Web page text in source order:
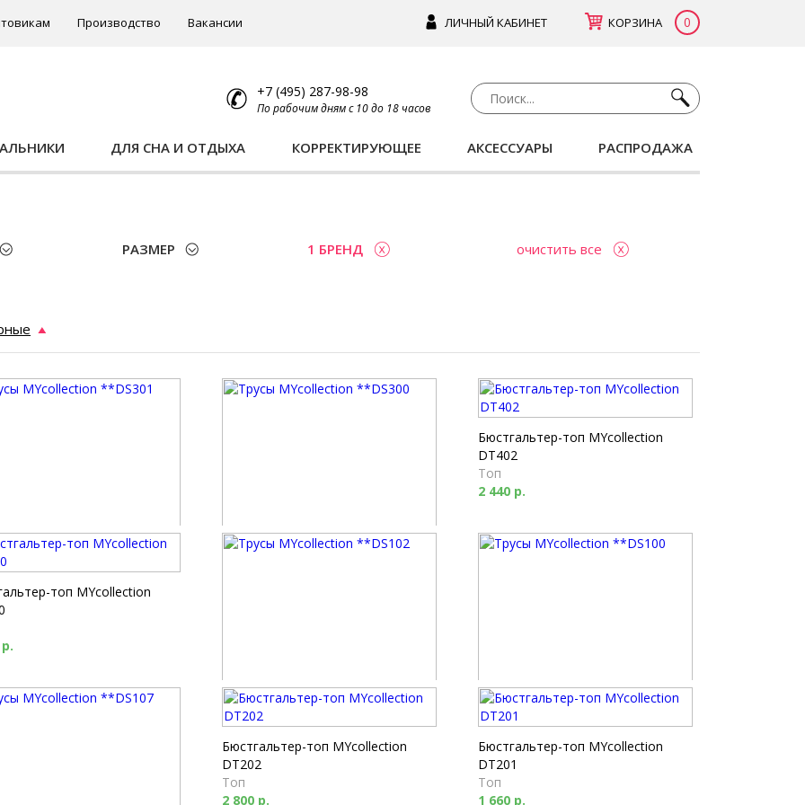
ЛИЧНЫЙ КАБИНЕТ КОРЗИНА 0
Производство Вакансии
+7 (495) 287-98-98
По рабочим дням с 10 до 18 часов
ДЛЯ СНА И ОТДЫХА КОРРЕКТИРУЮЩЕЕ АКСЕССУАРЫ РАСПРОДАЖА
РАЗМЕР 1 БРЕНД очистить все
MYcollection **DS301
Трусы MYcollection **DS300
Бюстгальтер-топ MYcollection
DT402
Топ
2 440 р.
топ MYcollection
Трусы MYcollection **DS102
Стринг
1 350 р.
Трусы MYcollection **DS100
Слип
1 370 р.
Бюстгальтер-топ MYcollection
DT202
Топ
2 800 р.
Бюстгальтер-топ MYcollection
DT201
Топ
1 660 р.